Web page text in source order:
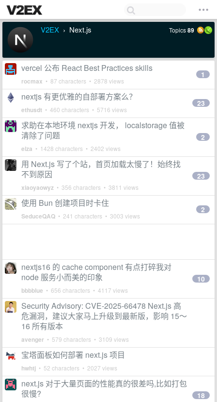
V2EX › Next.js Topics89
vercel 公布 React Best Practices skills
rocmax • 87 characters • 2878 views
1
nextjs 有更优雅的自部署方案么？
ethusdt • 460 characters • 5716 views
23
求助在本地环境 nextjs 开发， localstorage 值被
清除了问题
elza • 1428 characters • 2402 views
2
用 Next.js 写了个站，首页加载太慢了！始终找
不到原因
xiaoyaowyz • 356 characters • 3811 views
23
使用 Bun 创建项目时卡住
SeduceQAQ • 241 characters • 3003 views
2
nextjs16 的 cache component 有点打碎我对
node 服务小而美的印象
bbbblue • 656 characters • 4117 views
10
Security Advisory: CVE-2025-66478 Next.js 高
危漏洞，建议大家马上升级到最新版，影响 15～
16 所有版本
avenger • 579 characters • 3109 views
宝塔面板如何部署 next.js 项目
hwhtj • 52 characters • 2027 views
next.js 对于大量页面的性能真的很差吗,比如打包
很慢?
18